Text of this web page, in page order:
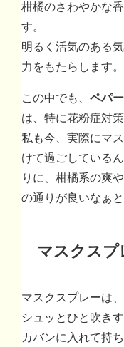
柑橘のさわやかな
す。
明るく活気のある
力をもたらします。
この中でも、 ペパ
は、特に花粉症対
私も今、実際にマ
けて過ごしている
りに、柑橘系の爽
の通りが良いなぁ
マスクスプ
マスクスプレーは
シュッとひと吹きす
カバンに入れて持